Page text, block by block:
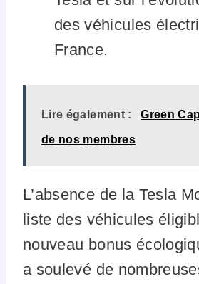
des véhicules
France.
Lire également : Green
de nos membres
L’absence de la Tesla
liste des véhicules
nouveau bonus
a soulevé de